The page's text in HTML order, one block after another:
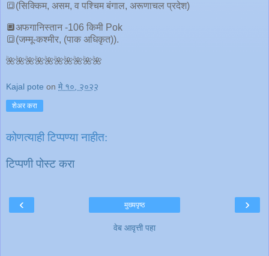
🔳(सिक्किम, असम, व पश्चिम बंगाल, अरूणाचल प्रदेश)
🔲अफगानिस्तान -106 किमी Pok
🔳(जम्मू-कश्मीर, (पाक अधिकृत)).
🌺🌺🌺🌺🌺🌺🌺🌺🌺🌺
Kajal pote on मे १०, २०२२
शेअर करा
कोणत्याही टिप्पण्‍या नाहीत:
टिप्पणी पोस्ट करा
‹ ›
मुख्यपृष्ठ
वेब आवृत्ती पहा